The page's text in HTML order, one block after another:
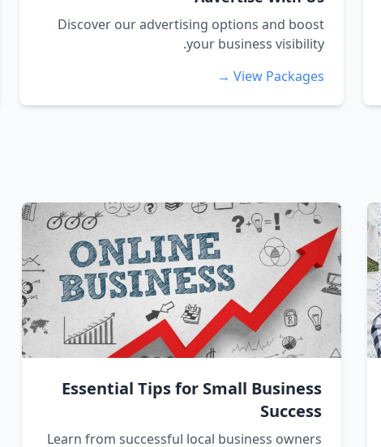
Discover our advertising options and boost
your business visibility.
View Packages →
Essential Tips for Small Business
Success
Learn from successful local business owners